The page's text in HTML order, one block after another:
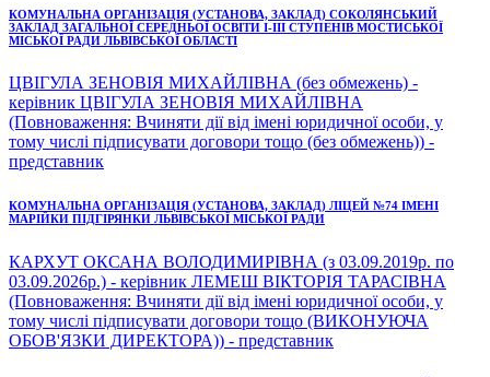
КОМУНАЛЬНА ОРГАНІЗАЦІЯ (УСТАНОВА, ЗАКЛАД) СОКОЛЯНСЬКИЙ
ЗАКЛАД ЗАГАЛЬНОЇ СЕРЕДНЬОЇ ОСВІТИ І-ІІІ СТУПЕНІВ МОСТИСЬКОЇ
МІСЬКОЇ РАДИ ЛЬВІВСЬКОЇ ОБЛАСТІ
ЦВІГУЛА ЗЕНОВІЯ МИХАЙЛІВНА (без обмежень) -
керівник ЦВІГУЛА ЗЕНОВІЯ МИХАЙЛІВНА
(Повноваження: Вчиняти дії від імені юридичної особи, у
тому числі підписувати договори тощо (без обмежень)) -
представник
КОМУНАЛЬНА ОРГАНІЗАЦІЯ (УСТАНОВА, ЗАКЛАД) ЛІЦЕЙ №74 ІМЕНІ
МАРІЙКИ ПІДГІРЯНКИ ЛЬВІВСЬКОЇ МІСЬКОЇ РАДИ
КАРХУТ ОКСАНА ВОЛОДИМИРІВНА (з 03.09.2019р. по
03.09.2026р.) - керівник ЛЕМЕШ ВІКТОРІЯ ТАРАСІВНА
(Повноваження: Вчиняти дії від імені юридичної особи, у
тому числі підписувати договори тощо (ВИКОНУЮЧА
ОБОВ'ЯЗКИ ДИРЕКТОРА)) - представник